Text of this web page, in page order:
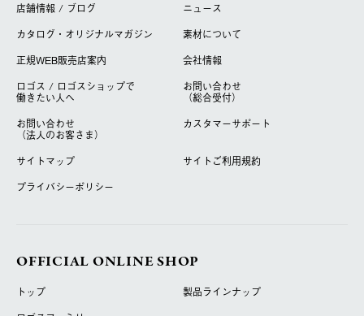
店舗情報 / ブログ
ニュース
カタログ・オリジナルマガジン
素材について
正規WEB販売店案内
会社情報
ロゴス / ロゴスショップで
働きたい人へ
お問い合わせ
（総合受付）
お問い合わせ
（法人のお客さま）
カスタマーサポート
サイトマップ
サイトご利用規約
プライバシーポリシー
OFFICIAL ONLINE SHOP
トップ
製品ラインナップ